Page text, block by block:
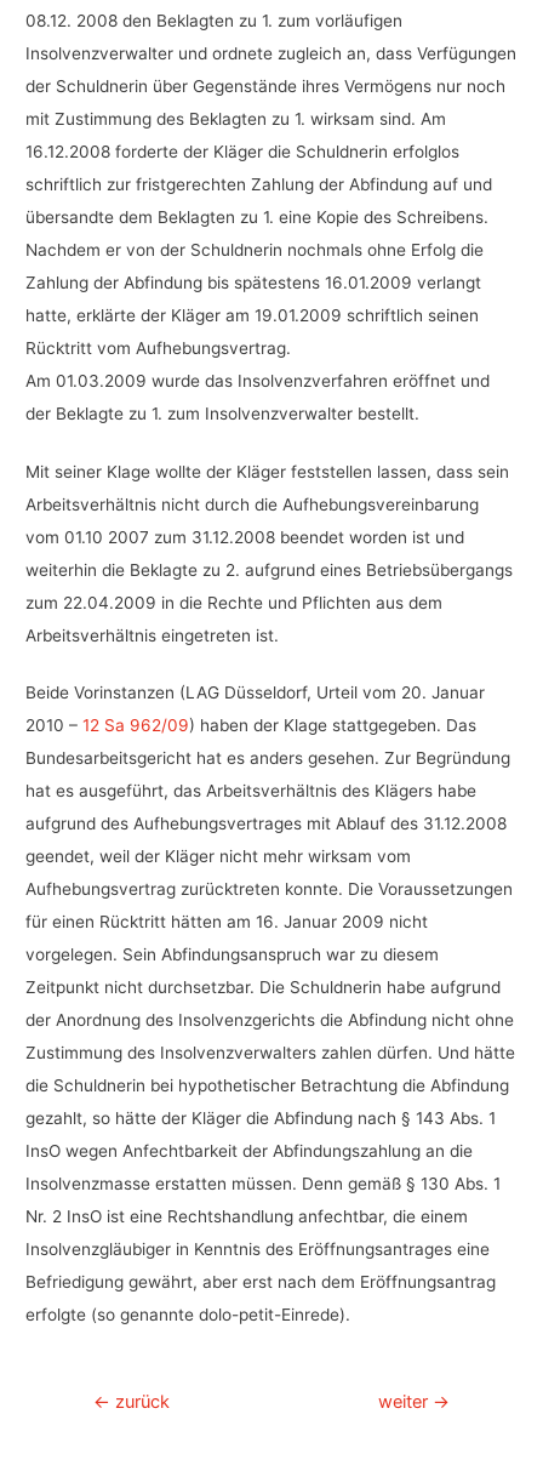
08.12. 2008 den Beklagten zu 1. zum vorläufigen
Insolvenzverwalter und ordnete zugleich an, dass Verfügungen
der Schuldnerin über Gegenstände ihres Vermögens nur noch
mit Zustimmung des Beklagten zu 1. wirksam sind. Am
16.12.2008 forderte der Kläger die Schuldnerin erfolglos
schriftlich zur fristgerechten Zahlung der Abfindung auf und
übersandte dem Beklagten zu 1. eine Kopie des Schreibens.
Nachdem er von der Schuldnerin nochmals ohne Erfolg die
Zahlung der Abfindung bis spätestens 16.01.2009 verlangt
hatte, erklärte der Kläger am 19.01.2009 schriftlich seinen
Rücktritt vom Aufhebungsvertrag.
Am 01.03.2009 wurde das Insolvenzverfahren eröffnet und
der Beklagte zu 1. zum Insolvenzverwalter bestellt.
Mit seiner Klage wollte der Kläger feststellen lassen, dass sein
Arbeitsverhältnis nicht durch die Aufhebungsvereinbarung
vom 01.10 2007 zum 31.12.2008 beendet worden ist und
weiterhin die Beklagte zu 2. aufgrund eines Betriebsübergangs
zum 22.04.2009 in die Rechte und Pflichten aus dem
Arbeitsverhältnis eingetreten ist.
Beide Vorinstanzen (LAG Düsseldorf, Urteil vom 20. Januar
2010 –12 Sa 962/09) haben der Klage stattgegeben. Das
Bundesarbeitsgericht hat es anders gesehen. Zur Begründung
hat es ausgeführt, das Arbeitsverhältnis des Klägers habe
aufgrund des Aufhebungsvertrages mit Ablauf des 31.12.2008
geendet, weil der Kläger nicht mehr wirksam vom
Aufhebungsvertrag zurücktreten konnte. Die Voraussetzungen
für einen Rücktritt hätten am 16. Januar 2009 nicht
vorgelegen. Sein Abfindungsanspruch war zu diesem
Zeitpunkt nicht durchsetzbar. Die Schuldnerin habe aufgrund
der Anordnung des Insolvenzgerichts die Abfindung nicht ohne
Zustimmung des Insolvenzverwalters zahlen dürfen. Und hätte
die Schuldnerin bei hypothetischer Betrachtung die Abfindung
gezahlt, so hätte der Kläger die Abfindung nach § 143 Abs. 1
InsO wegen Anfechtbarkeit der Abfindungszahlung an die
Insolvenzmasse erstatten müssen. Denn gemäß § 130 Abs. 1
Nr. 2 InsO ist eine Rechtshandlung anfechtbar, die einem
Insolvenzgläubiger in Kenntnis des Eröffnungsantrages eine
Befriedigung gewährt, aber erst nach dem Eröffnungsantrag
erfolgte (so genannte dolo-petit-Einrede).
Beitragsnavigation
← zurück weiter →